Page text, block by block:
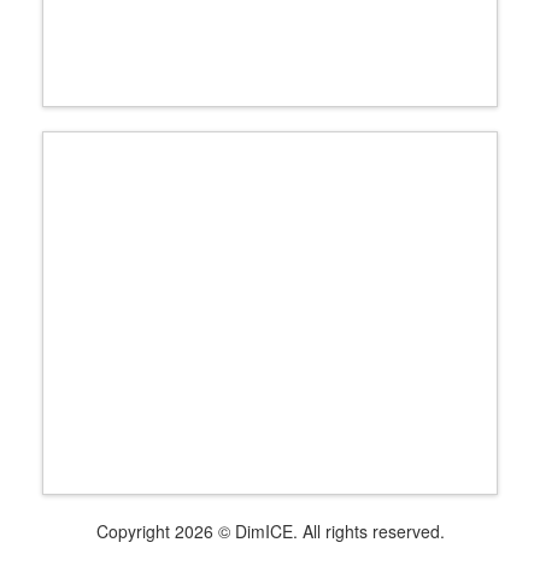
Copyright 2026 © DimICE. All rights reserved.